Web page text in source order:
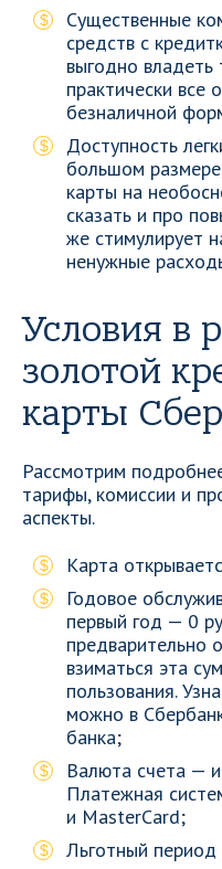
Существенные
средств с
выгодно владеть
практически все
безналичной
Доступность
большом
карты на
сказать и про
же стимулирует
ненужные
Условия в
золотой
карты
Рассмотрим
тарифы, комиссии и
аспекты.
Карта
Годовое
первый год — 0
предварительно
взиматься эта
пользования.
можно в
банка;
Валюта счета —
Платежная
и MasterCard;
Льготный